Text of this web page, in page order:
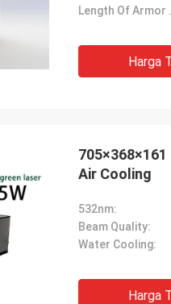
Harga
Air Cooling
532nm:
Beam Quality:
Water Cooling:
Harga